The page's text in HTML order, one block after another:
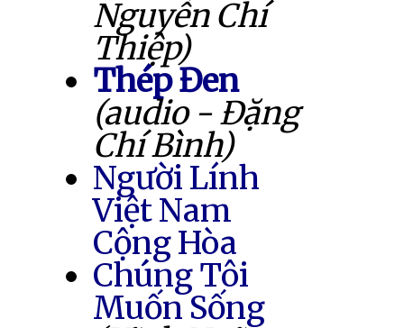
Nguyễn Chí
Thiệp)
Thép Đen
(audio - Đặng
Chí Bình)
Người Lính
Việt Nam
Cộng Hòa
Chúng Tôi
Muốn Sống